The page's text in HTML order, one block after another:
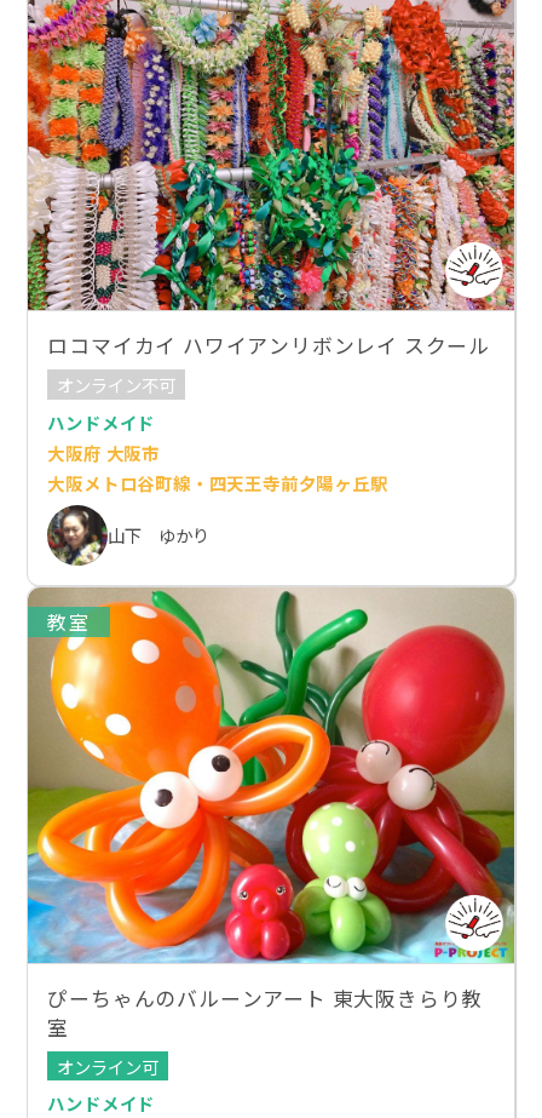
ロコマイカイ ハワイアンリボンレイ スクール
オンライン不可
ハンドメイド
大阪府 大阪市
大阪メトロ谷町線・四天王寺前夕陽ヶ丘駅
山下 ゆかり
教室
ぴーちゃんのバルーンアート 東大阪きらり教
室
オンライン可
ハンドメイド